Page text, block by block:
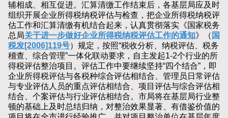
辅相成、相互促进。汇算清缴工作结束后，各基层局应及时
组织开展企业所得税纳税评估与检查，把企业所得税纳税评
估工作和汇算清缴有机结合起来，认真贯彻落实《国家税务
总局关于进一步做好企业所得税纳税评估工作的通知》（ 国
税发[2006]119号）规定，按照“税收分析、纳税评估、税务
稽查、综合管理”一体化联动要求，自主发起1-2个行业的所
得税评估整治项目。评估工作中要继续坚持“四个结合”，即
企业所得税评估与各税种综合评估相结合、管理员日常评估
与专业评估人员的重点评估相结合、项目评估与综合评估相
结合、个案评估与行业评估相结合。市局将在基层局行业整
顿的基础上及时总结归纳，对整治效果显著、有借鉴价值的